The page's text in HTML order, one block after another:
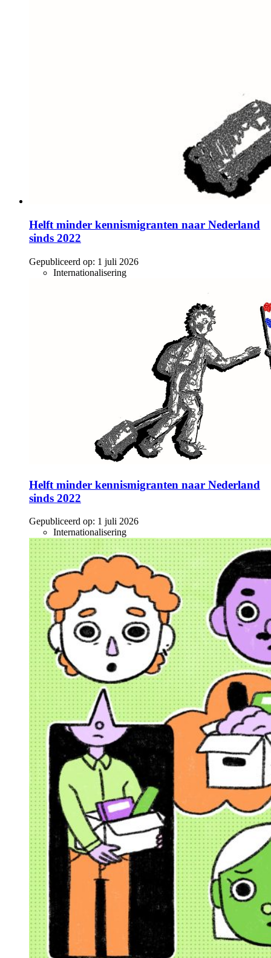
Helft minder kennismigranten naar Nederland
sinds 2022
Gepubliceerd op: 1 juli 2026
Internationalisering
Helft minder kennismigranten naar Nederland
sinds 2022
Gepubliceerd op: 1 juli 2026
Internationalisering